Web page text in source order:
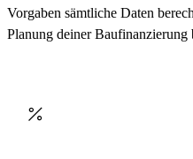
Vorgaben sämtliche Daten
Planung deiner Baufinanzierung